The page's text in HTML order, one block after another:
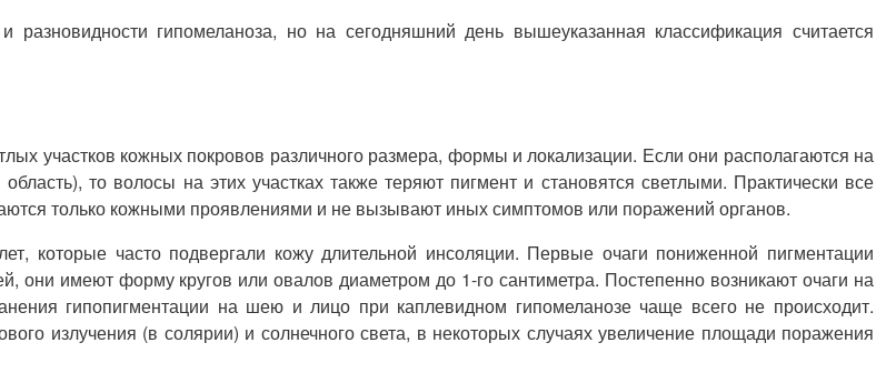
гипомеланоза, но на сегодняшний день вышеуказанная классификация считается
участков кожных покровов различного размера, формы и локализации. Если они располагаются на
то волосы на этих участках также теряют пигмент и становятся светлыми. Практически все
только кожными проявлениями и не вызывают иных симптомов или поражений органов.
которые часто подвергали кожу длительной инсоляции. Первые очаги пониженной пигментации
они имеют форму кругов или овалов диаметром до 1-го сантиметра. Постепенно возникают очаги на
гипопигментации на шею и лицо при каплевидном гипомеланозе чаще всего не происходит.
излучения (в солярии) и солнечного света, в некоторых случаях увеличение площади поражения